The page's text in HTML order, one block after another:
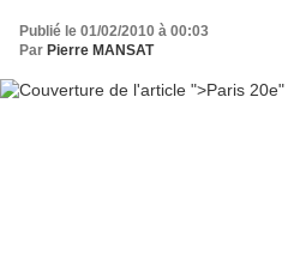
Publié le 01/02/2010 à 00:03
Par Pierre MANSAT